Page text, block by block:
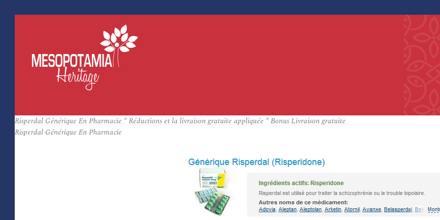
Risperdal Générique En Pharmacie * Réductions et la livraison gratuite appliquée * Bonus Livraison gratuite
Risperdal Générique En Pharmacie